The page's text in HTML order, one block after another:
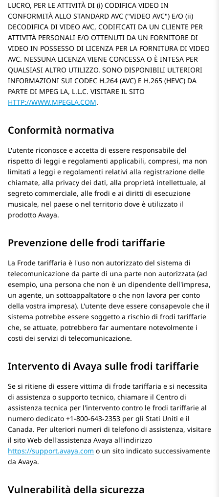
LUCRO, PER LE ATTIVITÀ DI (i) CODIFICA VIDEO IN
CONFORMITÀ ALLO STANDARD AVC ( VIDEO AVC ) E/O (ii)
DECODIFICA DI VIDEO AVC, CODIFICATI DA UN CLIENTE PER
ATTIVITÀ PERSONALI E/O OTTENUTI DA UN FORNITORE DI
VIDEO IN POSSESSO DI LICENZA PER LA FORNITURA DI VIDEO
AVC. NESSUNA LICENZA VIENE CONCESSA O È INTESA PER
QUALSIASI ALTRO UTILIZZO. SONO DISPONIBILI ULTERIORI
INFORMAZIONI SUI CODEC H.264 (AVC) E H.265 (HEVC) DA
PARTE DI MPEG LA, L.L.C. VISITARE IL SITO
HTTP://WWW.MPEGLA.COM.
Conformità normativa
L'utente riconosce e accetta di essere responsabile del
rispetto di leggi e regolamenti applicabili, compresi, ma non
limitati a leggi e regolamenti relativi alla registrazione delle
chiamate, alla privacy dei dati, alla proprietà intellettuale, al
segreto commerciale, alle frodi e ai diritti di esecuzione
musicale, nel paese o nel territorio dove è utilizzato il
prodotto Avaya.
Prevenzione delle frodi tariffarie
La Frode tariffaria è l'uso non autorizzato del sistema di
telecomunicazione da parte di una parte non autorizzata (ad
esempio, una persona che non è un dipendente dell'impresa,
un agente, un sottoappaltatore o che non lavora per conto
della vostra impresa). L'utente deve essere consapevole che il
sistema potrebbe essere soggetto a rischio di frodi tariffarie
che, se attuate, potrebbero far aumentare notevolmente i
costi dei servizi di telecomunicazione.
Intervento di Avaya sulle frodi tariffarie
Se si ritiene di essere vittima di frode tariffaria e si necessita
di assistenza o supporto tecnico, chiamare il Centro di
assistenza tecnica per l'intervento contro le frodi tariffarie al
numero dedicato +1-800-643-2353 per gli Stati Uniti e il
Canada. Per ulteriori numeri di telefono di assistenza, visitare
il sito Web dell'assistenza Avaya all'indirizzo
https://support.avaya.com o un sito indicato successivamente
da Avaya.
Vulnerabilità della sicurezza